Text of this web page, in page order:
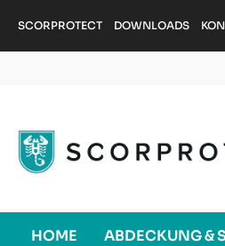
Hauptinhalt springen
Zur Suche springen
Zur Hauptnavigation
SCORPROTECT DOWNLOADS
HOME ABDECKUNG &